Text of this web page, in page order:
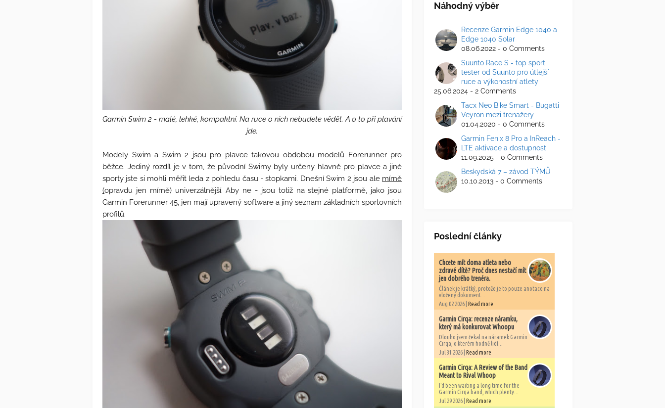
Garmin Swim 2 - malé, lehké, kompaktní. Na ruce o nich nebudete vědět. A o to při plavání
jde.
Modely Swim a Swim 2 jsou pro plavce takovou obdobou modelů Forerunner pro
běžce. Jediný rozdíl je v tom, že původní Swimy byly určeny hlavně pro plavce a jiné
sporty jste si mohli měřit leda z pohledu času - stopkami. Dnešní Swim 2 jsou ale mírně
(opravdu jen mírně) univerzálnější. Aby ne - jsou totiž na stejné platformě, jako jsou
Garmin Forerunner 45, jen mají upravený software a jiný seznam základních sportovních
profilů.
Náhodný výběr
Recenze Garmin Edge 1040 a
Edge 1040 Solar
08.06.2022 - 0 Comments
Suunto Race S - top sport
tester od Suunto pro útlejší
ruce a výkonostní atlety
25.06.2024 - 2 Comments
Tacx Neo Bike Smart - Bugatti
Veyron mezi trenažery
01.04.2020 - 0 Comments
Garmin Fenix 8 Pro a InReach -
LTE aktivace a dostupnost
11.09.2025 - 0 Comments
Beskydská 7 – závod TÝMŮ
10.10.2013 - 0 Comments
Poslední články
Chcete mít doma atleta nebo
zdravé dítě? Proč dnes nestačí mít
jen dobrého trenéra.
Článek je krátký, protože je to pouze anotace na
vložený dokument...
Aug 02 2026 | Read more
Garmin Cirqa: recenze náramku,
který má konkurovat Whoopu
Dlouho jsem čekal na náramek Garmin
Cirqa, o kterém hodně lidí...
Jul 31 2026 | Read more
Garmin Cirqa: A Review of the Band
Meant to Rival Whoop
I'd been waiting a long time for the
Garmin Cirqa band, which plenty...
Jul 29 2026 | Read more